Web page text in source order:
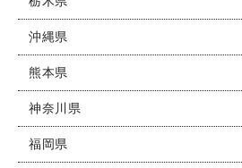
沖縄県
熊本県
神奈川県
福岡県